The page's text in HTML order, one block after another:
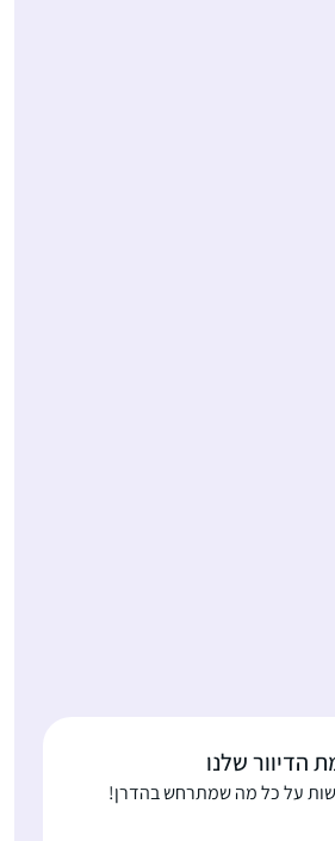
הדיוור שלנו
על כל מה שמתרחש בהדרן!